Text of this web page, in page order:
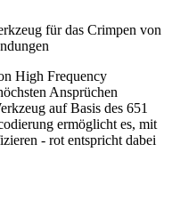
für das Crimpen von
High Frequency
Ansprüchen
auf Basis des 651
ermöglicht es, mit
- rot entspricht dabei